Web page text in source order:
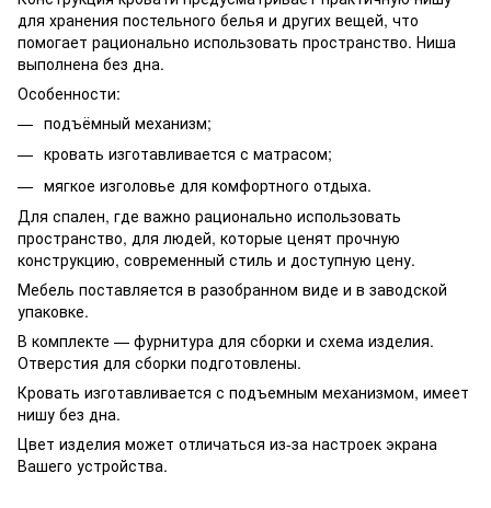
для хранения постельного белья и других вещей, что
помогает рационально использовать пространство. Ниша
выполнена без дна.
Особенности:
подъёмный механизм;
кровать изготавливается с матрасом;
мягкое изголовье для комфортного отдыха.
Для спален, где важно рационально использовать
пространство, для людей, которые ценят прочную
конструкцию, современный стиль и доступную цену.
Мебель поставляется в разобранном виде и в заводской
упаковке.
В комплекте — фурнитура для сборки и схема изделия.
Отверстия для сборки подготовлены.
Кровать изготавливается с подъемным механизмом, имеет
нишу без дна.
Цвет изделия может отличаться из-за настроек экрана
Вашего устройства.